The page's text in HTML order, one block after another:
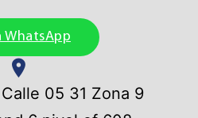
WhatsApp
05 31 Zona 9